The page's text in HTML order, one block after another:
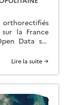
sur la France
Data sur
avec le
Lire la suite →